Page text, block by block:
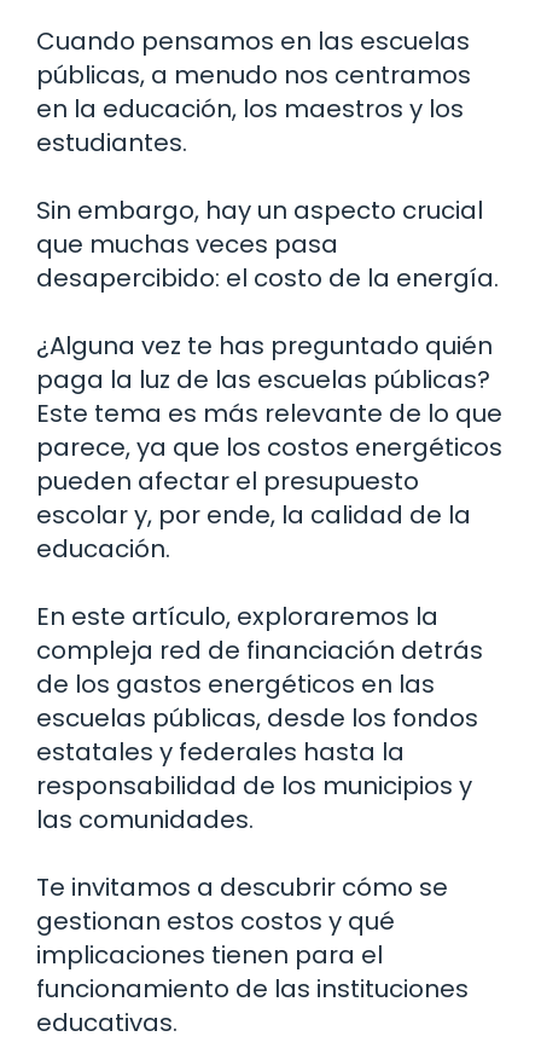
Cuando pensamos en las escuelas
públicas, a menudo nos centramos
en la educación, los maestros y los
estudiantes.
Sin embargo, hay un aspecto crucial
que muchas veces pasa
desapercibido: el costo de la energía.
¿Alguna vez te has preguntado quién
paga la luz de las escuelas públicas?
Este tema es más relevante de lo que
parece, ya que los costos energéticos
pueden afectar el presupuesto
escolar y, por ende, la calidad de la
educación.
En este artículo, exploraremos la
compleja red de financiación detrás
de los gastos energéticos en las
escuelas públicas, desde los fondos
estatales y federales hasta la
responsabilidad de los municipios y
las comunidades.
Te invitamos a descubrir cómo se
gestionan estos costos y qué
implicaciones tienen para el
funcionamiento de las instituciones
educativas.